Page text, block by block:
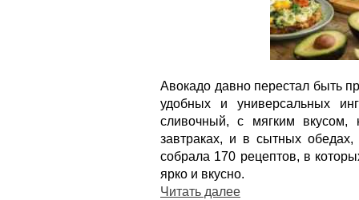
Авокадо давно перестал быть
удобных и универсальных
сливочный, с мягким вкусом,
завтраках, и в сытных
собрала 170 рецептов, в
ярко и вкусно.
Читать далее